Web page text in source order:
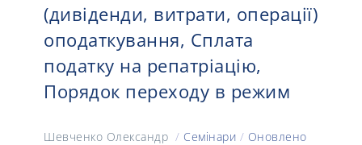
(дивіденди, витрати, операції)
оподаткування, Сплата
податку на репатріацію,
Порядок переходу в режим
Шевченко Олександр / Семінари / Оновлено